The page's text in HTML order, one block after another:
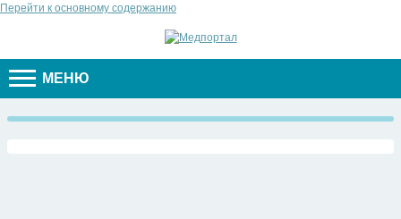
Перейти к основному содержанию
МЕНЮ